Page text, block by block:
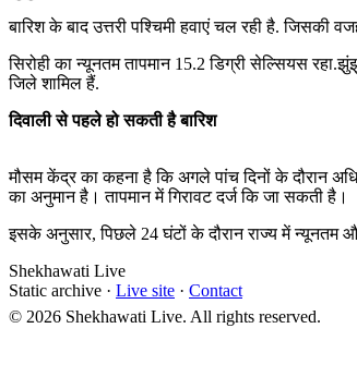
बारिश के बाद उत्तरी पश्चिमी हवाएं चल रही है. जिसकी
सिरोही का न्यूनतम तापमान 15.2 डिग्री सेल्सियस
जिले शामिल हैं.
दिवाली से पहले हो सकती है बारिश
मौसम केंद्र का कहना है कि अगले पांच दिनों के दौरान
का अनुमान है। तापमान में गिरावट दर्ज कि जा सकती है।
इसके अनुसार, पिछले 24 घंटों के दौरान राज्य में न्यूनतम
Shekhawati Live
Static archive · Live site · Contact
© 2026 Shekhawati Live. All rights reserved.